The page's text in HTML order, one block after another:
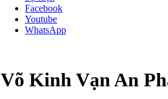
Facebook
Youtube
WhatsApp
Võ Kinh Vạn An